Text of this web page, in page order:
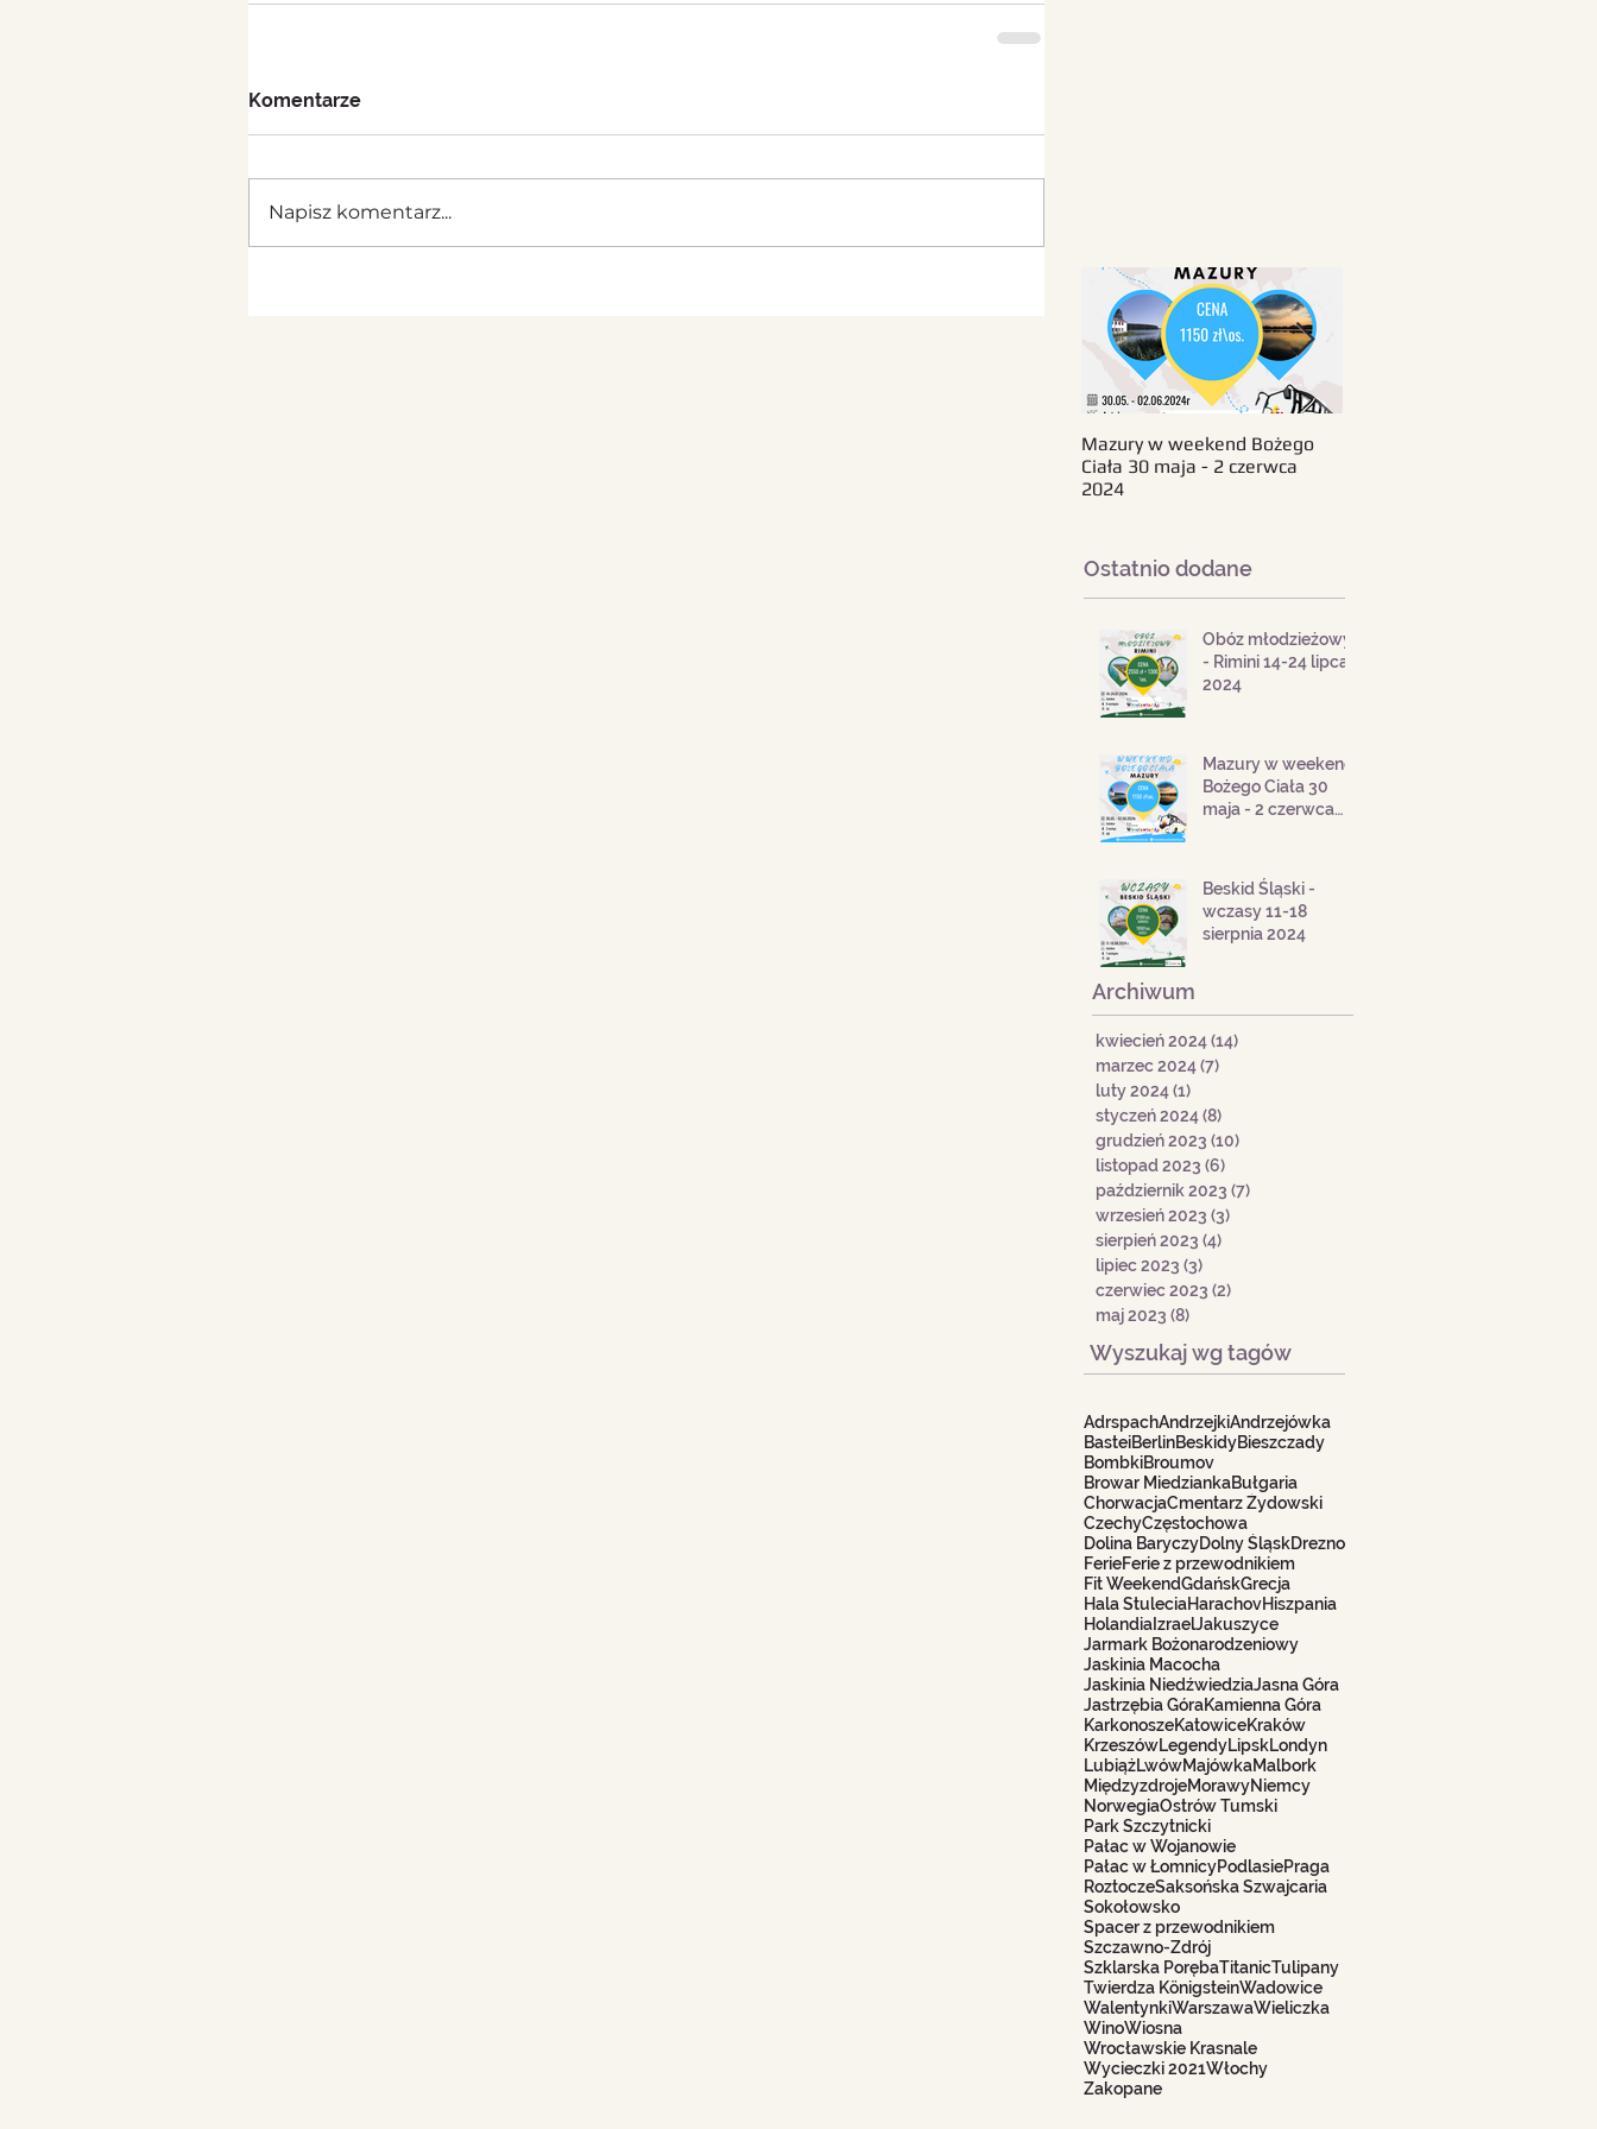
Komentarze
Napisz komentarz...
Mazury w weekend Bożego
Ciała 30 maja - 2 czerwca
2024
Ostatnio dodane
Obóz młodzieżowy
- Rimini 14-24 lipca
2024
Mazury w weekend
Bożego Ciała 30
maja - 2 czerwca
Beskid Śląski -
wczasy 11-18
sierpnia 2024
Archiwum
kwiecień 2024(14)
marzec 2024(7)
luty 2024(1)
styczeń 2024(8)
grudzień 2023 (10)
listopad 2023 (6)
październik 2023 (7)
wrzesień 2023 (3)
sierpień 2023 (4)
lipiec 2023 (3)
czerwiec 2023 (2)
maj 2023 (8)
Wyszukaj wg tagów
AdrspachAndrzejkiAndrzejówka
BasteiBerlinBeskidyBieszczady
BombkiBroumov
Browar MiedziankaBułgaria
ChorwacjaCmentarz Żydowski
CzechyCzęstochowa
Dolina BaryczyDolny ŚląskDrezno
FerieFerie z przewodnikiem
Fit WeekendGdańskGrecja
Hala StuleciaHarachovHiszpania
Holandia IzraelJakuszyce
Jarmark Bożonarodzeniowy
Jaskinia Macocha
Jaskinia NiedźwiedziaJasna Góra
Jastrzębia GóraKamienna Góra
KarkonoszeKatowiceKraków
KrzeszówLegendyLipskLondyn
LubiążLwówMajówkaMalbork
MiędzyzdrojeMorawyNiemcy
NorwegiaOstrów Tumski
Park Szczytnicki
Pałac w Wojanowie
Pałac w ŁomnicyPodlasiePraga
RoztoczeSaksońska Szwajcaria
Sokołowsko
Spacer z przewodnikiem
Szczawno-Zdrój
Szklarska PorębaTitanicTulipany
Twierdza KönigsteinWadowice
WalentynkiWarszawaWieliczka
WinoWiosna
Wrocławskie Krasnale
Wycieczki 2021Włochy
Zakopane